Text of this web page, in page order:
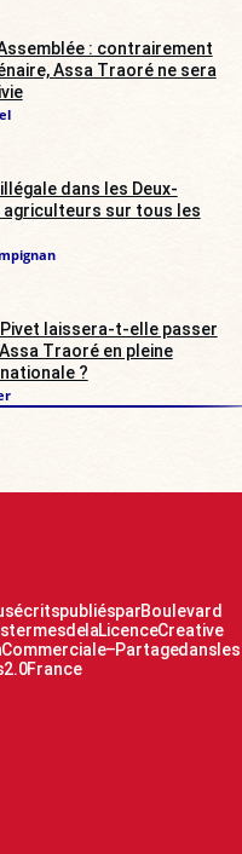
: contrairement
Assa Traoré ne sera
dans les Deux-
agriculteurs sur tous les
laissera-t-elle passer
Traoré en pleine
?
écrits publiés par Boulevard
de la Licence Creative
– Partage dans les
France